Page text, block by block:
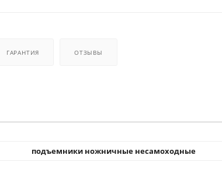
ГАРАНТИЯ ОТЗЫВЫ
подъемники ножничные несамоходные